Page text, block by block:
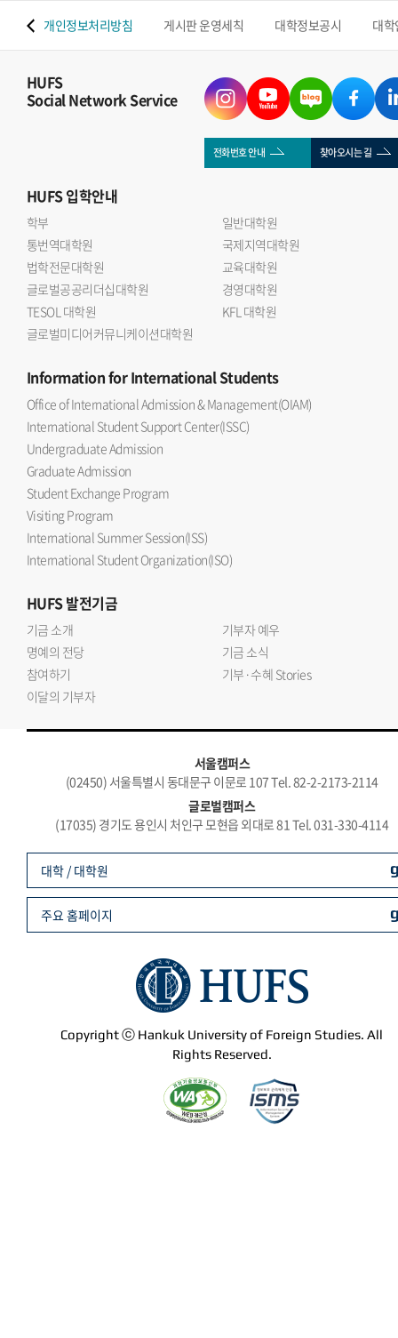
개인정보처리방침 게시판 운영세칙 대학정보공시 대
HUFS
Social Network Service
전화번호 안내 찾아오시는 길
HUFS입학안내
학부
일반대학원
통번역대학원
국제지역대학원
법학전문대학원
교육대학원
글로벌공공리더십대학원
경영대학원
TESOL 대학원
KFL 대학원
글로벌미디어커뮤니케이션대학원
Informationfor International Students
Office of International Admission & Management(OIAM)
International Student Support Center(ISSC)
Undergraduate Admission
Graduate Admission
Student Exchange Program
Visiting Program
International Summer Session(ISS)
International Student Organization(ISO)
HUFS발전기금
기금 소개
기부자 예우
명예의 전당
기금 소식
참여하기
기부·수혜 Stories
이달의 기부자
서울캠퍼스
(02450) 서울특별시 동대문구 이문로 107 Tel. 82-2-2173-2114
글로벌캠퍼스
(17035) 경기도 용인시 처인구 모현읍 외대로 81 Tel. 031-330-4114
Copyright ⓒ Hankuk University of Foreign Studies. All
Rights Reserved.
대학 / 대학원
주요 홈페이지